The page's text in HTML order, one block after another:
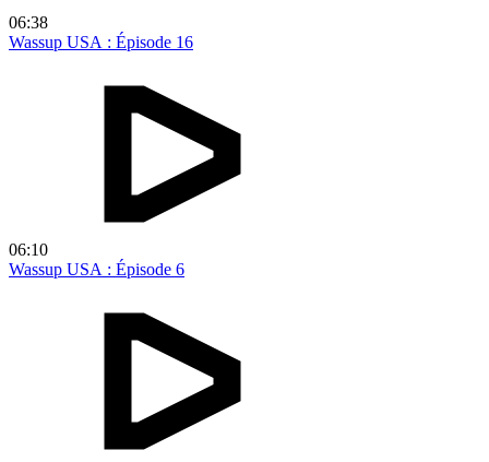
06:38
Wassup USA : Épisode 16
06:10
Wassup USA : Épisode 6